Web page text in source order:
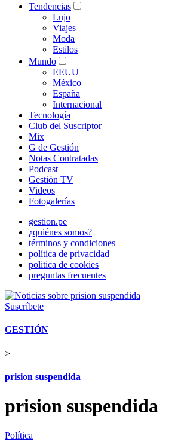
Tendencias
Lujo
Viajes
Moda
Estilos
Mundo
EEUU
México
España
Internacional
Tecnología
Club del Suscriptor
Mix
G de Gestión
Notas Contratadas
Podcast
Gestión TV
Videos
Fotogalerías
gestion.pe
¿quiénes somos?
términos y condiciones
política de privacidad
politica de cookies
preguntas frecuentes
Suscríbete
GESTIÓN
>
prision suspendida
prision suspendida
Política